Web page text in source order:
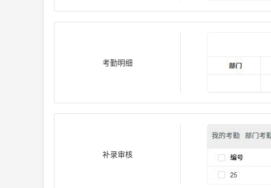
考勤明细
补录审核